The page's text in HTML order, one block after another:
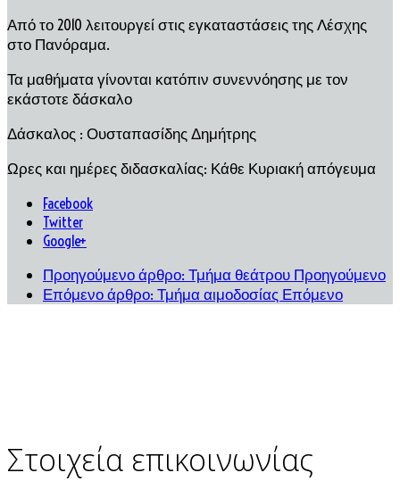
Από το 2010 λειτουργεί στις εγκαταστάσεις της Λέσχης
στο Πανόραμα.
Τα μαθήματα γίνονται κατόπιν συνεννόησης με τον
εκάστοτε δάσκαλο
Δάσκαλος : Ουσταπασίδης Δημήτρης
Ωρες και ημέρες διδασκαλίας: Κάθε Κυριακή απόγευμα
Facebook
Twitter
Google+
Προηγούμενο άρθρο: Τμήμα θεάτρου Προηγούμενο
Επόμενο άρθρο: Τμήμα αιμοδοσίας Επόμενο
Στοιχεία επικοινωνίας